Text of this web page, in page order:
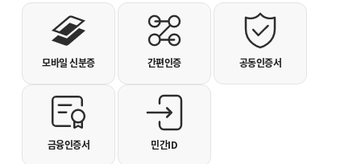
개인사용자 로그인
모바일 신분증 간편인증 공동인증서
금융인증서 민간ID